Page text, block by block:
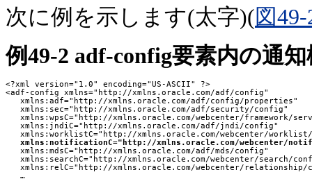
次に例を示します(太字)(図49-
例49-2 adf-config要素内の通
<?xml version="1.0" encoding="US-ASCII" ?>
<adf-config xmlns="http://xmlns.oracle.com/adf/config"
   xmlns:adf="http://xmlns.oracle.com/adf/config/properties"
   xmlns:sec="http://xmlns.oracle.com/adf/security/config"
xmlns:wpsC="http://xmlns.oracle.com/webcenter/framework/
   xmlns:jndiC="http://xmlns.oracle.com/adf/jndi/config"
xmlns:worklistC="http://xmlns.oracle.com/webcenter/
xmlns:notificationC="http://xmlns.oracle.com/webcenter/
   xmlns:mdsC="http://xmlns.oracle.com/adf/mds/config"
xmlns:searchC="http://xmlns.oracle.com/webcenter/search/
xmlns:relC="http://xmlns.oracle.com/webcenter/relationship/